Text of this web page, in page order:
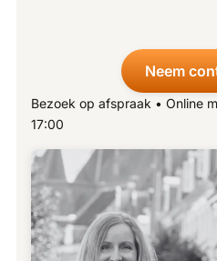
Neem
Bezoek op afspraak • Online
17:00